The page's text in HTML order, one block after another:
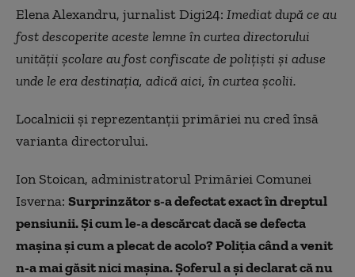
Elena Alexandru, jurnalist Digi24: Imediat după ce au
fost descoperite aceste lemne în curtea directorului
unității școlare au fost confiscate de polițiști și aduse
unde le era destinația, adică aici, în curtea școlii.
Localnicii și reprezentanții primăriei nu cred însă
varianta directorului.
Ion Stoican, administratorul Primăriei Comunei
Isverna: Surprinzător s-a defectat exact în dreptul
pensiunii. Și cum le-a descărcat dacă se defecta
mașina și cum a plecat de acolo? Poliția când a venit
n-a mai găsit nici mașina. Șoferul a și declarat că nu